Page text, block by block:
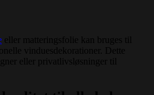
eller matteringsfolie kan bruges til
vinduesdekorationer. Dette
eller privatlivsløsninger til